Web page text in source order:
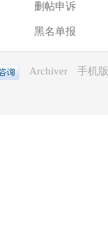
删帖申诉
黑名单报
Archiver 手机版